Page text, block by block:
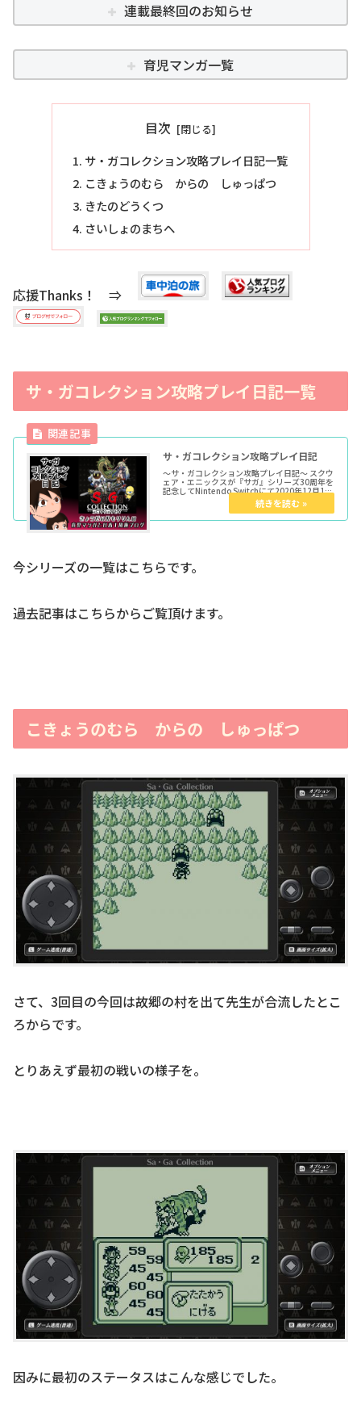
連載最終回のお知らせ
育児マンガ一覧
目次
サ・ガコレクション攻略プレイ日記一覧
こきょうのむら からの しゅっぱつ
きたのどうくつ
さいしょのまちへ
応援Thanks！ ⇒
サ・ガコレクション攻略プレイ日記一覧
サ・ガコレクション攻略プレイ日記
～サ・ガコレクション攻略プレイ日記～ スクウ
ェア・エニックスが『サガ』シリーズ30周年を
記念してNintendo Switchにて2020年12月15
日（火）にダウンロード専売で発売したゲー
ム。 ゲームボーイで発売された初期3作品の完
全移植...
今シリーズの一覧はこちらです。
過去記事はこちらからご覧頂けます。
こきょうのむら からの しゅっぱつ
さて、3回目の今回は故郷の村を出て先生が合流したとこ
ろからです。
とりあえず最初の戦いの様子を。
因みに最初のステータスはこんな感じでした。